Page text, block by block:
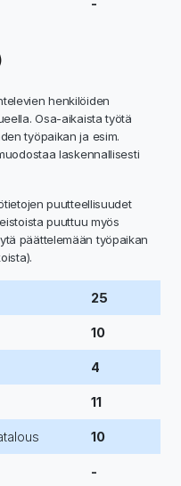
henkilöiden
Osa-aikaista työtä
työpaikan ja esim.
laskennallisesti
puutteellisuudet
puuttuu myös
päättelemään työpaikan
25
10
4
11
10
-